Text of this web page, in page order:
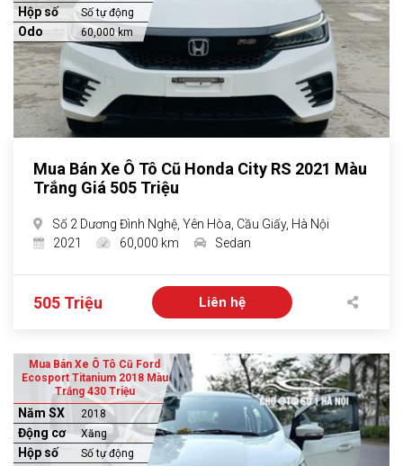
Hộp số Số tự động
Odo 60,000 km
Mua Bán Xe Ô Tô Cũ Honda City RS 2021 Màu
Trắng Giá 505 Triệu
Số 2 Dương Đình Nghệ, Yên Hòa, Cầu Giấy, Hà Nội
2021
60,000 km Sedan
505 Triệu Liên hệ
Mua Bán Xe Ô Tô Cũ Ford
Ecosport Titanium 2018 Màu
Trắng 430 Triệu
Năm SX 2018
Động cơ Xăng
Hộp số Số tự động